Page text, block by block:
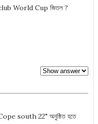
club World Cup জিতল ?
'Cope south 22" অনুষ্ঠিত হতে